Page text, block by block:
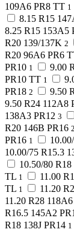
109A6 PR8 TT 1
8.15 R15
8.25 R15 153A5
R20 139/137K 2
R20 96A6 PR6
PR10 1 9.00
PR10 TT 1
PR18 2 9.50
9.50 R24 112A8
138A3 PR12 3
R20 146B PR16 2
PR16 1
10.00/75 R15.3
10.50/80 R18
TL 1 11.00
TL 1 11.20
11.20 R28
R16.5 145A2
R18 138J PR14 1